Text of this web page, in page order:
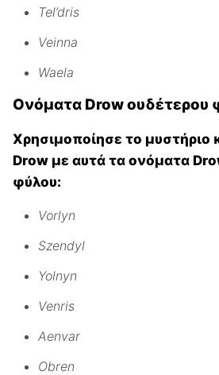
Tel’dris
Veinna
Waela
Ονόματα Drow ουδέτερου
Χρησιμοποίησε το μυστήριο
Drow με αυτά τα ονόματα
φύλου:
Vorlyn
Szendyl
Yolnyn
Venris
Aenvar
Obren